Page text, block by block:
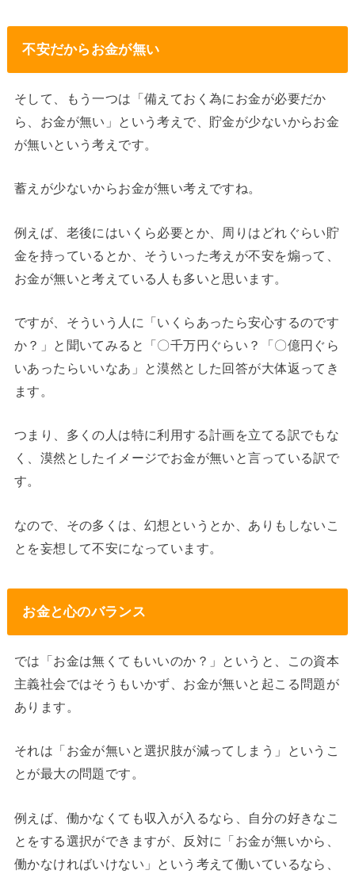
不安だからお金が無い
そして、もう一つは「備えておく為にお金が必要だか
ら、お金が無い」という考えで、貯金が少ないからお金
が無いという考えです。
蓄えが少ないからお金が無い考えですね。
例えば、老後にはいくら必要とか、周りはどれぐらい貯
金を持っているとか、そういった考えが不安を煽って、
お金が無いと考えている人も多いと思います。
ですが、そういう人に「いくらあったら安心するのです
か？」と聞いてみると「〇千万円ぐらい？「〇億円ぐら
いあったらいいなあ」と漠然とした回答が大体返ってき
ます。
つまり、多くの人は特に利用する計画を立てる訳でもな
く、漠然としたイメージでお金が無いと言っている訳で
す。
なので、その多くは、幻想というとか、ありもしないこ
とを妄想して不安になっています。
お金と心のバランス
では「お金は無くてもいいのか？」というと、この資本
主義社会ではそうもいかず、お金が無いと起こる問題が
あります。
それは「お金が無いと選択肢が減ってしまう」というこ
とが最大の問題です。
例えば、働かなくても収入が入るなら、自分の好きなこ
とをする選択ができますが、反対に「お金が無いから、
働かなければいけない」という考えて働いているなら、